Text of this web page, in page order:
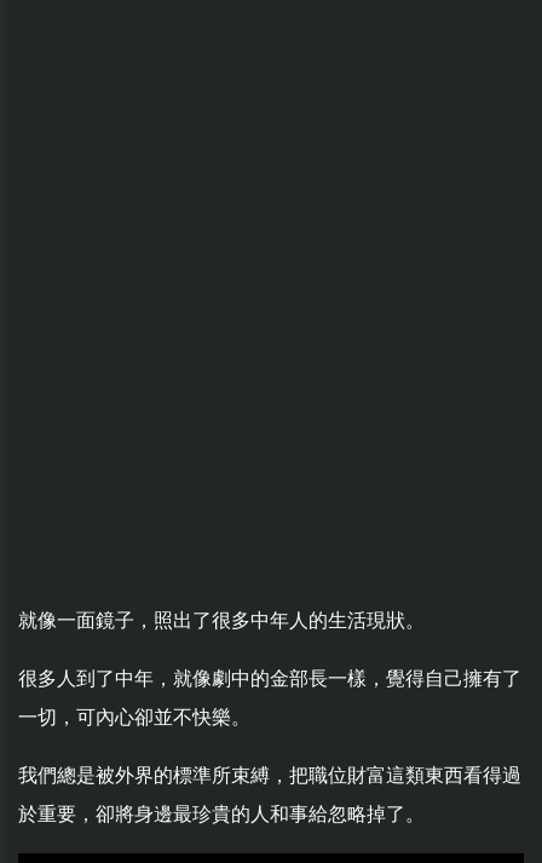
就像一面鏡子，照出了很多中年人的生活現狀。
很多人到了中年，就像劇中的金部長一樣，覺得自己擁有了
一切，可內心卻並不快樂。
我們總是被外界的標準所束縛，把職位財富這類東西看得過
於重要，卻將身邊最珍貴的人和事給忽略掉了。